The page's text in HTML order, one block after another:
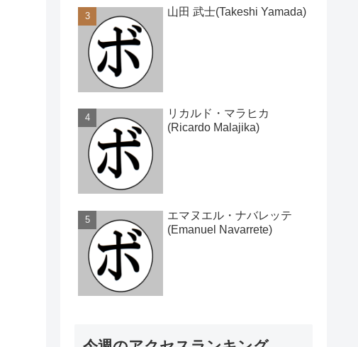
山田 武士(Takeshi Yamada)
リカルド・マラヒカ
(Ricardo Malajika)
エマヌエル・ナバレッテ
(Emanuel Navarrete)